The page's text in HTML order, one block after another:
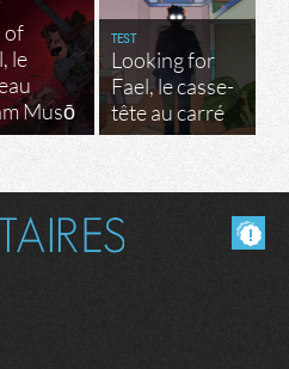
of
le
Musō
TEST
Looking for
Fael, le casse-
tête au carré
commentaires lus.